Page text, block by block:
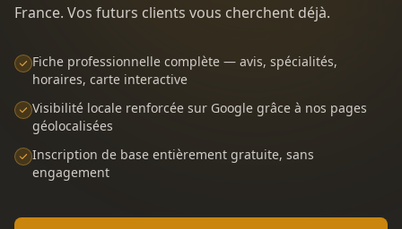
France. Vos futurs clients vous cherchent déjà.
Fiche professionnelle complète — avis, spécialités,
horaires, carte interactive
Visibilité locale renforcée sur Google grâce à nos pages
géolocalisées
Inscription de base entièrement gratuite, sans
engagement